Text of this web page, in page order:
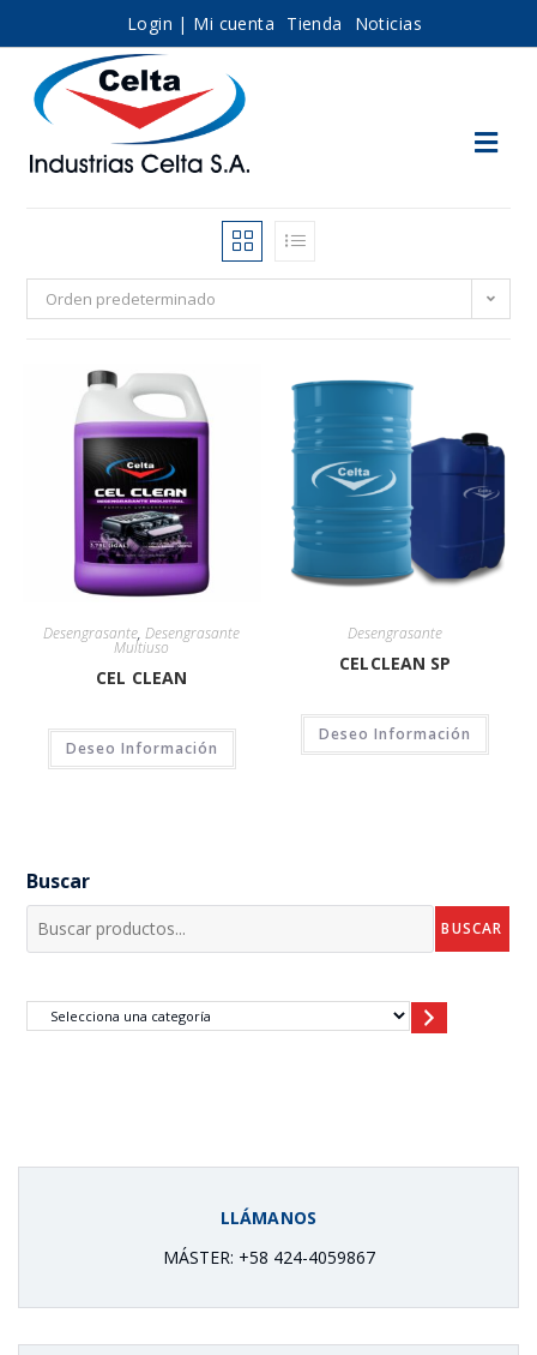
Login | Mi cuenta Tienda Noticias
Orden predeterminado
Desengrasante,Desengrasante
Multiuso
CEL CLEAN
Deseo Información
Desengrasante
CELCLEAN SP
Deseo Información
Buscar
BUSCAR
LLÁMANOS
MÁSTER: +58 424-4059867